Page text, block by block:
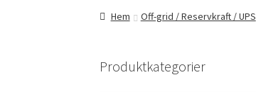
Hem Off-grid / Reservkraft / UPS
Produktkategorier